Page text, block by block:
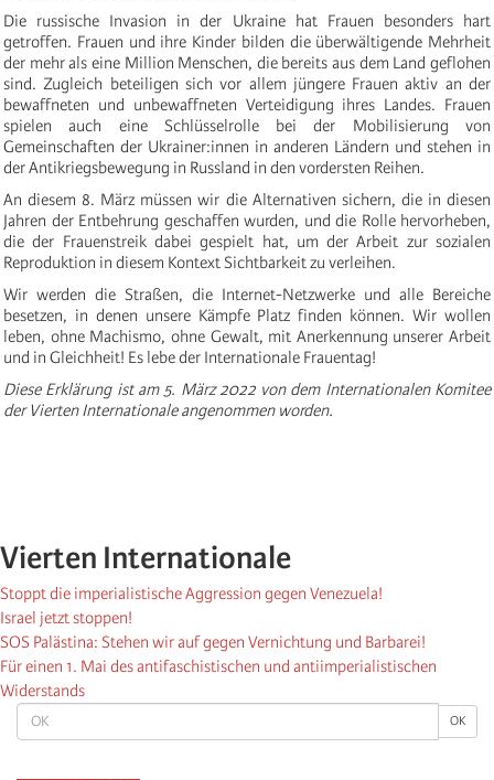
OK OK
Die russische Invasion in der Ukraine hat Frauen besonders hart
getroffen. Frauen und ihre Kinder bilden die überwältigende Mehrheit
der mehr als eine Million Menschen, die bereits aus dem Land geflohen
sind. Zugleich beteiligen sich vor allem jüngere Frauen aktiv an der
bewaffneten und unbewaffneten Verteidigung ihres Landes. Frauen
spielen auch eine Schlüsselrolle bei der Mobilisierung von
Gemeinschaften der Ukrainer:innen in anderen Ländern und stehen in
der Antikriegsbewegung in Russland in den vordersten Reihen.
An diesem 8. März müssen wir die Alternativen sichern, die in diesen
Jahren der Entbehrung geschaffen wurden, und die Rolle hervorheben,
die der Frauenstreik dabei gespielt hat, um der Arbeit zur sozialen
Reproduktion in diesem Kontext Sichtbarkeit zu verleihen.
Wir werden die Straßen, die Internet-Netzwerke und alle Bereiche
besetzen, in denen unsere Kämpfe Platz finden können. Wir wollen
leben, ohne Machismo, ohne Gewalt, mit Anerkennung unserer Arbeit
und in Gleichheit! Es lebe der Internationale Frauentag!
Diese Erklärung ist am 5. März2022 von dem Internationalen Komitee
der Vierten Internationale angenommen worden.
Vierten Internationale
Stoppt die imperialistische Aggression gegen Venezuela!
Israel jetzt stoppen!
SOS Palästina: Stehen wir auf gegen Vernichtung und Barbarei!
Für einen 1. Mai des antifaschistischen und antiimperialistischen
Widerstands